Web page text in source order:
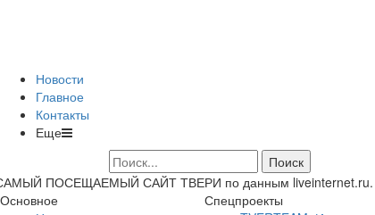
Новости
Главное
Контакты
Еще
ПОСЕЩАЕМЫЙ САЙТ ТВЕРИ по данным liveinternet.ru.
Основное
Спецпроекты